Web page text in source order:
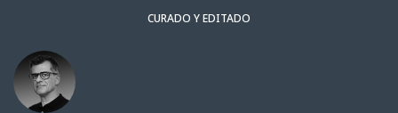
CURADO Y EDITADO